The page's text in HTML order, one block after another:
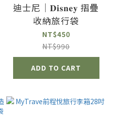
迪士尼｜𝐃𝐢𝐬𝐧𝐞𝐲 摺疊
收納旅行袋
NT$450
NT$990
ADD TO CART